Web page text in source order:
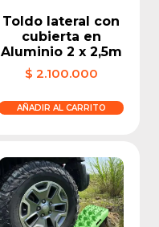
Toldo lateral con
cubierta en
Aluminio 2 x 2,5m
$ 2.100.000
AÑADIR AL CARRITO